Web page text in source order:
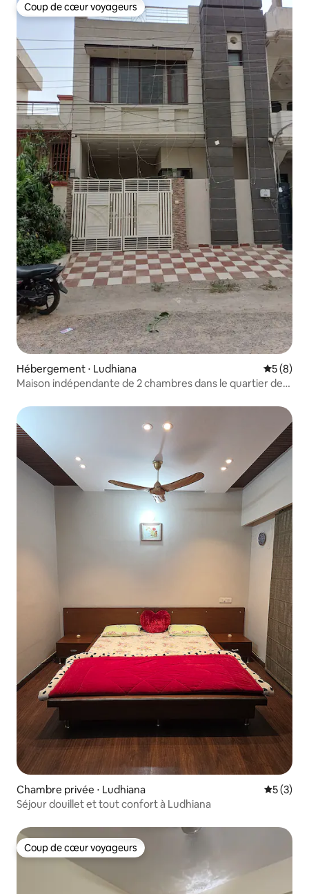
Coup de cœur voyageurs
Coup de cœur voyageurs
Hébergement ⋅ Ludhiana
5 (8)
Maison indépendante de 2 chambres dans le quartier de
Chambre privée ⋅ Ludhiana
5 (3)
Séjour douillet et tout confort à Ludhiana
Coup de cœur voyageurs
Coup de cœur voyageurs